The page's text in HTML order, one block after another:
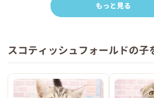
もっと見る
スコティッシュフォールドの子